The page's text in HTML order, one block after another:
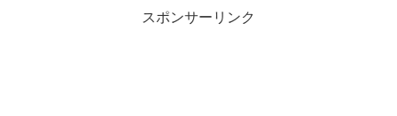
スポンサーリンク